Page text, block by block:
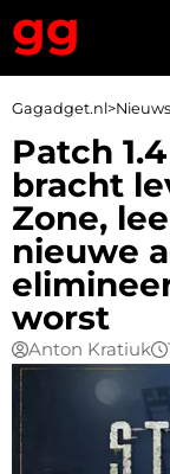
Gagadget.nl>Nieuws
Patch
bracht
Zone,
nieuwe
worst
Anton Kratiuk